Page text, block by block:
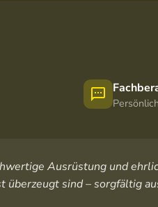
Ausrüstung und
überzeugt sind – sorgfältig